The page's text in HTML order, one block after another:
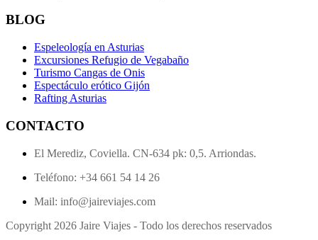
BLOG
Espeleología en Asturias
Excursiones Refugio de Vegabaño
Turismo Cangas de Onis
Espectáculo erótico Gijón
Rafting Asturias
CONTACTO
El Merediz, Coviella. CN-634 pk: 0,5. Arriondas.
Teléfono: +34 661 54 14 26
Mail: info@jaireviajes.com
Copyright 2026 Jaire Viajes - Todo los derechos reservados